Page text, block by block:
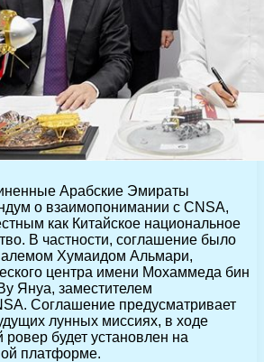
Арабские Эмираты
о взаимопонимании с CNSA,
как Китайское национальное
В частности, соглашение было
Хумаидом Альмари,
центра имени Мохаммеда бин
Януа, заместителем
Соглашение предусматривает
лунных миссиях, в ходе
ровер будет установлен на
платформе.